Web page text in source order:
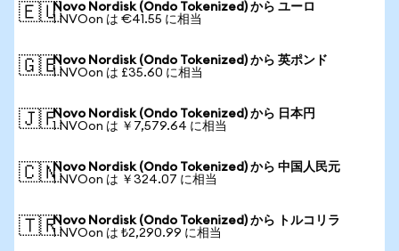
🇪🇺Novo Nordisk (Ondo Tokenized) から ユーロ
1 NVOon は €41.55 に相当
🇬🇧Novo Nordisk (Ondo Tokenized) から 英ポンド
1 NVOon は £35.60 に相当
🇯🇵Novo Nordisk (Ondo Tokenized) から 日本円
1 NVOon は ￥7,579.64 に相当
🇨🇳Novo Nordisk (Ondo Tokenized) から 中国人民元
1 NVOon は ￥324.07 に相当
🇹🇷Novo Nordisk (Ondo Tokenized) から トルコリラ
1 NVOon は ₺2,290.99 に相当